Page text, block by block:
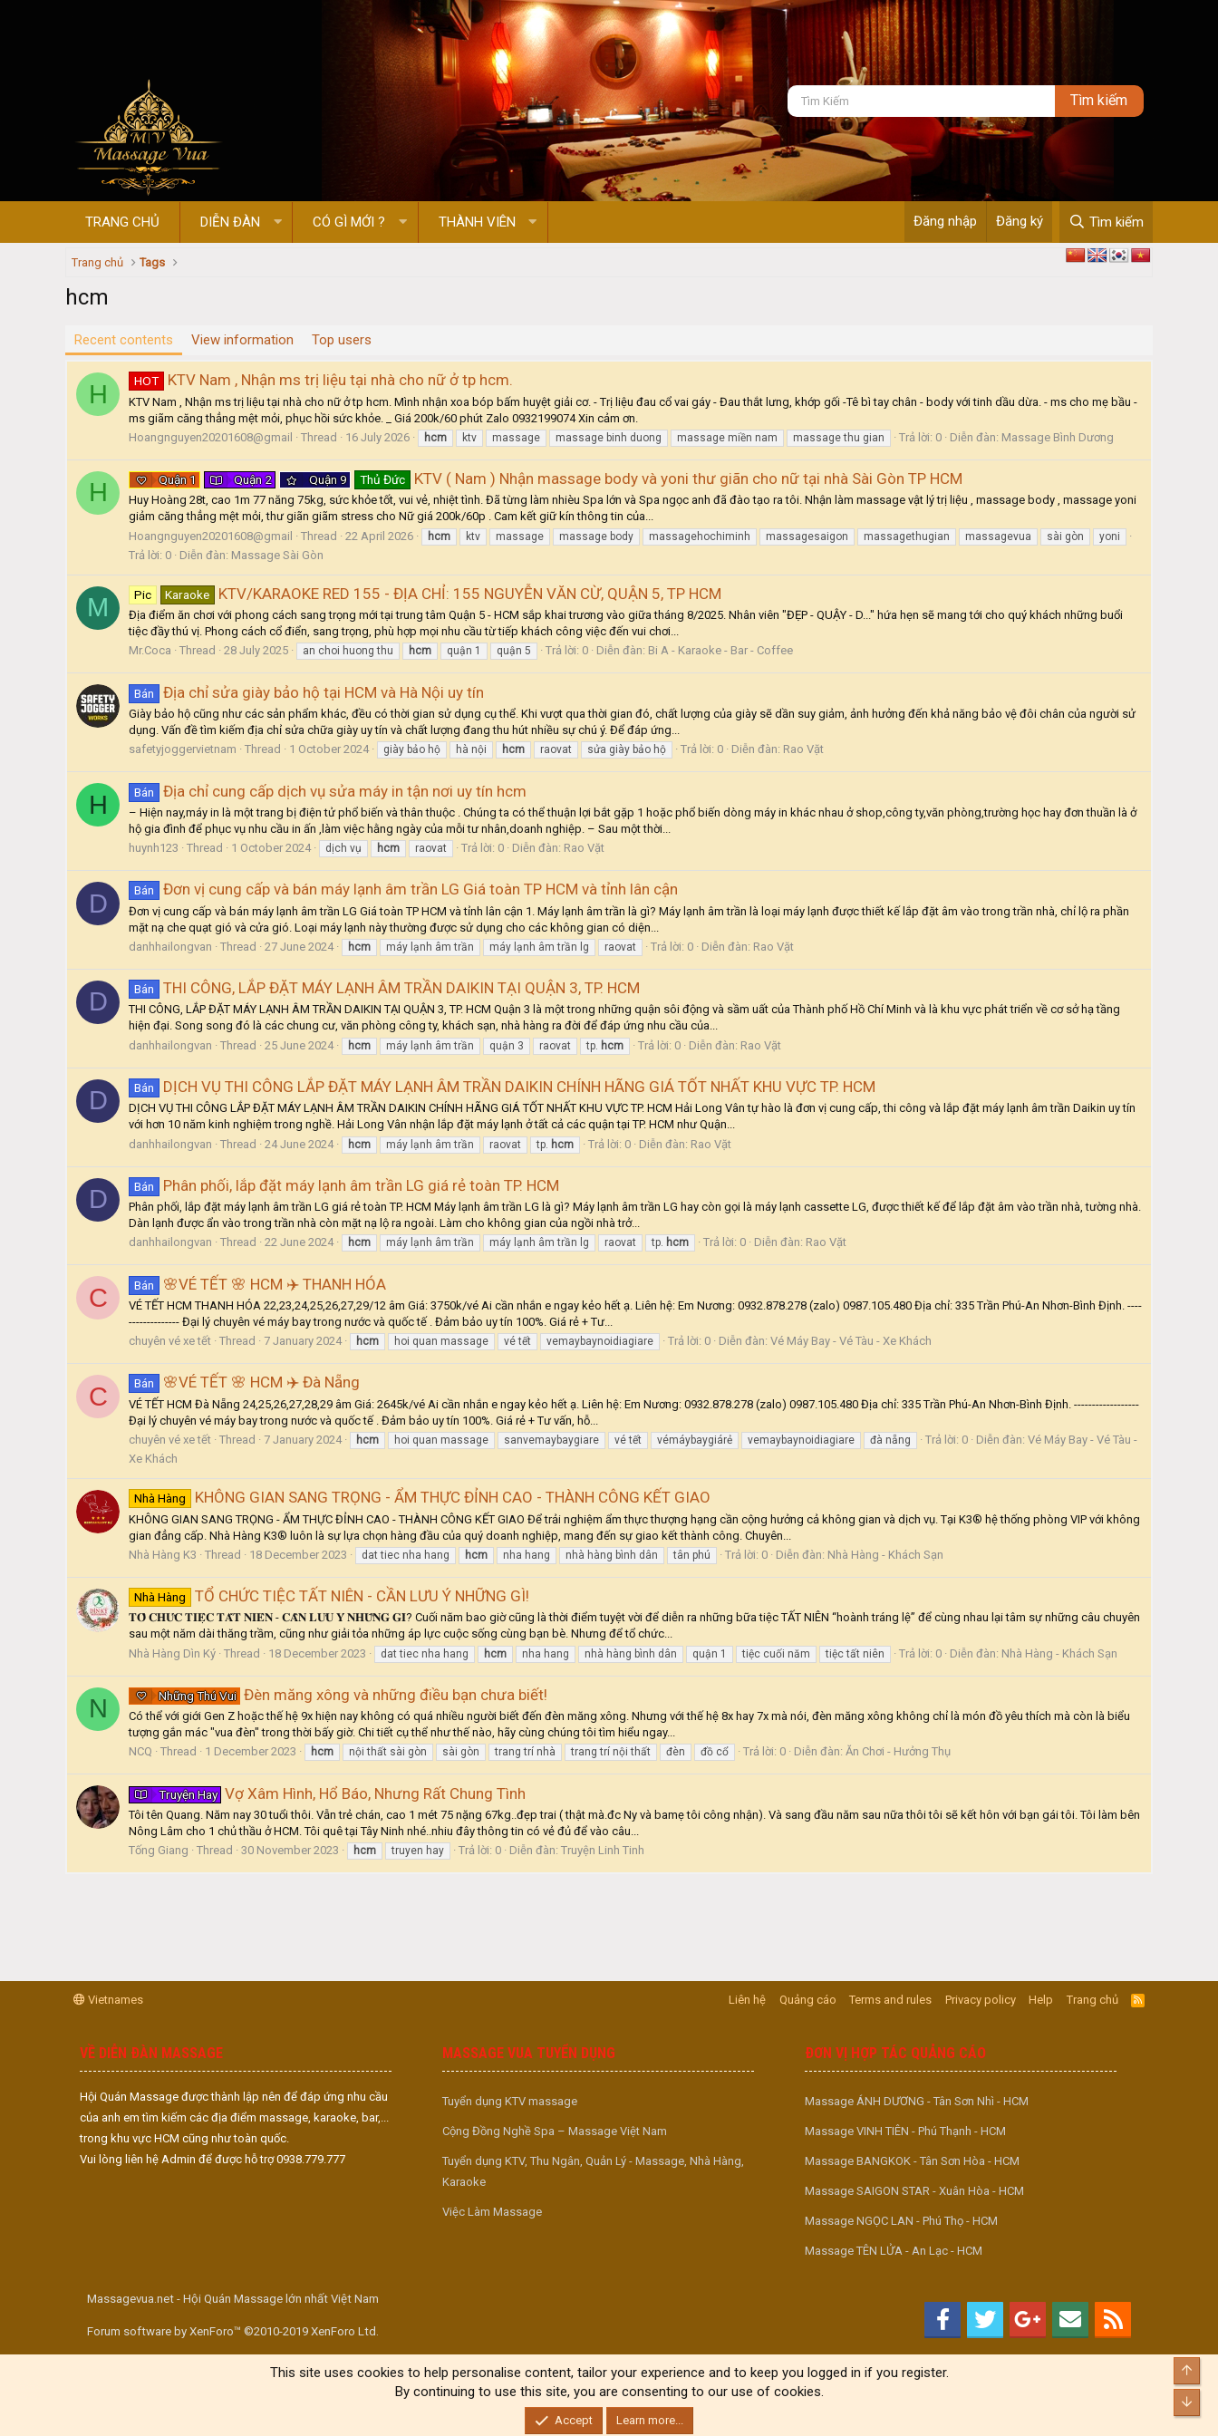
TRANG CHỦ DIỄN ĐÀN CÓ GÌ MỚI ? THÀNH VIÊN Đăng nhập Đăng ký Tìm kiếm
Trang chủ Tags
hcm
Recent contents View information Top users
H HOT KTV Nam , Nhận ms trị liệu tại nhà cho nữ ở tp hcm.
KTV Nam , Nhận ms trị liệu tại nhà cho nữ ở tp hcm. Mình nhận xoa bóp bấm huyệt giải cơ. - Trị liệu đau cổ vai gáy - Đau thắt lưng, khớp gối -Tê bì tay chân - body với tinh dầu dừa. - ms cho mẹ bầu -
ms giãm căng thẳng mệt mỏi, phục hồi sức khỏe. _ Giá 200k/60 phút Zalo 0932199074 Xin cảm ơn.
Hoangnguyen20201608@gmail
Thread 16 July 2026 hcm ktv massage massage binh duong massage miền nam massage thu gian Trả lời: 0 Diễn đàn: Massage Bình Dương
H Quận 1 Quận 2 Quận 9 Thủ Đức KTV ( Nam ) Nhận massage body và yoni thư giãn cho nữ tại nhà Sài Gòn TP HCM
Huy Hoàng 28t, cao 1m 77 năng 75kg, sức khỏe tốt, vui vẻ, nhiệt tình. Đã từng làm nhièu Spa lớn và Spa ngọc anh đã đào tạo ra tôi. Nhận làm massage vật lý trị liệu , massage body , massage yoni
giảm căng thẳng mệt mỏi, thư giãn giãm stress cho Nữ giá 200k/60p . Cam kết giữ kín thông tin của...
Hoangnguyen20201608@gmail
Thread 22 April 2026 hcm ktv massage massage body massagehochiminh massagesaigon massagethugian massagevua sài gòn yoni
Trả lời: 0 Diễn đàn: Massage Sài Gòn
M Pic Karaoke KTV/KARAOKE RED 155 - ĐỊA CHỈ: 155 NGUYỄN VĂN CỪ, QUẬN 5, TP HCM
Địa điểm ăn chơi với phong cách sang trọng mới tại trung tâm Quận 5 - HCM sắp khai trương vào giữa tháng 8/2025. Nhân viên "ĐẸP - QUẬY - D..." hứa hẹn sẽ mang tới cho quý khách những buổi
tiệc đầy thú vị. Phong cách cổ điển, sang trọng, phù hợp mọi nhu cầu từ tiếp khách công việc đến vui chơi...
Mr.Coca
Thread 28 July 2025 an choi huong thu hcm quận 1 quận 5 Trả lời: 0 Diễn đàn: Bi A - Karaoke - Bar - Coffee
Bán Địa chỉ sửa giày bảo hộ tại HCM và Hà Nội uy tín
Giày bảo hộ cũng như các sản phẩm khác, đều có thời gian sử dụng cụ thể. Khi vượt qua thời gian đó, chất lượng của giày sẽ dần suy giảm, ảnh hưởng đến khả năng bảo vệ đôi chân của người sử
dụng. Vấn đề tìm kiếm địa chỉ sửa chữa giày uy tín và chất lượng đang thu hút nhiều sự chú ý. Để đáp ứng...
safetyjoggervietnam
Thread 1 October 2024 giày bảo hộ hà nội hcm raovat sửa giày bảo hộ Trả lời: 0 Diễn đàn: Rao Vặt
H Bán Địa chỉ cung cấp dịch vụ sửa máy in tận nơi uy tín hcm
– Hiện nay,máy in là một trang bị điện tử phổ biến và thân thuộc . Chúng ta có thể thuận lợi bắt gặp 1 hoặc phổ biến dòng máy in khác nhau ở shop,công ty,văn phòng,trường học hay đơn thuần là ở
hộ gia đình để phục vụ nhu cầu in ấn ,làm việc hằng ngày của mỗi tư nhân,doanh nghiệp. – Sau một thời...
huynh123
Thread 1 October 2024 dịch vụ hcm raovat Trả lời: 0 Diễn đàn: Rao Vặt
D Bán Đơn vị cung cấp và bán máy lạnh âm trần LG Giá toàn TP HCM và tỉnh lân cận
Đơn vị cung cấp và bán máy lạnh âm trần LG Giá toàn TP HCM và tỉnh lân cận 1. Máy lạnh âm trần là gì? Máy lạnh âm trần là loại máy lạnh được thiết kế lắp đặt âm vào trong trần nhà, chỉ lộ ra phần
mặt nạ che quạt gió và cửa gió. Loại máy lạnh này thường được sử dụng cho các không gian có diện...
danhhailongvan
Thread 27 June 2024 hcm máy lạnh âm trần máy lạnh âm trần lg raovat Trả lời: 0 Diễn đàn: Rao Vặt
D Bán THI CÔNG, LẮP ĐẶT MÁY LẠNH ÂM TRẦN DAIKIN TẠI QUẬN 3, TP. HCM
THI CÔNG, LẮP ĐẶT MÁY LẠNH ÂM TRẦN DAIKIN TẠI QUẬN 3, TP. HCM Quận 3 là một trong những quận sôi động và sầm uất của Thành phố Hồ Chí Minh và là khu vực phát triển về cơ sở hạ tầng
hiện đại. Song song đó là các chung cư, văn phòng công ty, khách sạn, nhà hàng ra đời để đáp ứng nhu cầu của...
danhhailongvan
Thread 25 June 2024 hcm máy lạnh âm trần quận 3 raovat tp. hcm Trả lời: 0 Diễn đàn: Rao Vặt
D Bán DỊCH VỤ THI CÔNG LẮP ĐẶT MÁY LẠNH ÂM TRẦN DAIKIN CHÍNH HÃNG GIÁ TỐT NHẤT KHU VỰC TP. HCM
DỊCH VỤ THI CÔNG LẮP ĐẶT MÁY LẠNH ÂM TRẦN DAIKIN CHÍNH HÃNG GIÁ TỐT NHẤT KHU VỰC TP. HCM Hải Long Vân tự hào là đơn vị cung cấp, thi công và lắp đặt máy lạnh âm trần Daikin uy tín
với hơn 10 năm kinh nghiệm trong nghề. Hải Long Vân nhận lắp đặt máy lạnh ở tất cả các quận tại TP. HCM như Quận...
danhhailongvan
Thread 24 June 2024 hcm máy lạnh âm trần raovat tp. hcm Trả lời: 0 Diễn đàn: Rao Vặt
D Bán Phân phối, lắp đặt máy lạnh âm trần LG giá rẻ toàn TP. HCM
Phân phối, lắp đặt máy lạnh âm trần LG giá rẻ toàn TP. HCM Máy lạnh âm trần LG là gì? Máy lạnh âm trần LG hay còn gọi là máy lạnh cassette LG, được thiết kế để lắp đặt âm vào trần nhà, tường nhà.
Dàn lạnh được ẩn vào trong trần nhà còn mặt nạ lộ ra ngoài. Làm cho không gian của ngồi nhà trở...
danhhailongvan
Thread 22 June 2024 hcm máy lạnh âm trần máy lạnh âm trần lg raovat tp. hcm Trả lời: 0 Diễn đàn: Rao Vặt
C Bán 🌸VÉ TẾT 🌸 HCM ✈️ THANH HÓA
VÉ TẾT HCM THANH HÓA 22,23,24,25,26,27,29/12 âm Giá: 3750k/vé Ai cần nhắn e ngay kẻo hết ạ. Liên hệ: Em Nương: 0932.878.278 (zalo) 0987.105.480 Địa chỉ: 335 Trần Phú-An Nhơn-Bình Định. ----
-------------- Đại lý chuyên vé máy bay trong nước và quốc tế . Đảm bảo uy tín 100%. Giá rẻ + Tư...
chuyên vé xe tết Thread 7 January 2024 hcm hoi quan massage vé tết vemaybaynoidiagiare Trả lời: 0 Diễn đàn: Vé Máy Bay - Vé Tàu - Xe Khách
C Bán 🌸VÉ TẾT 🌸 HCM ✈️ Đà Nẵng
VÉ TẾT HCM Đà Nẵng 24,25,26,27,28,29 âm Giá: 2645k/vé Ai cần nhắn e ngay kẻo hết ạ. Liên hệ: Em Nương: 0932.878.278 (zalo) 0987.105.480 Địa chỉ: 335 Trần Phú-An Nhơn-Bình Định. ------------------
Đại lý chuyên vé máy bay trong nước và quốc tế . Đảm bảo uy tín 100%. Giá rẻ + Tư vấn, hỗ...
chuyên vé xe tết Thread 7 January 2024 hcm hoi quan massage sanvemaybaygiare vé tết vémáybaygiárẻ vemaybaynoidiagiare đà nẵng Trả lời: 0 Diễn đàn: Vé Máy Bay - Vé Tàu -
Xe Khách
Nhà Hàng KHÔNG GIAN SANG TRỌNG - ẨM THỰC ĐỈNH CAO - THÀNH CÔNG KẾT GIAO
KHÔNG GIAN SANG TRỌNG - ẨM THỰC ĐỈNH CAO - THÀNH CÔNG KẾT GIAO Để trải nghiệm ẩm thực thượng hạng cần cộng hưởng cả không gian và dịch vụ. Tại K3® hệ thống phòng VIP với không
gian đẳng cấp. Nhà Hàng K3® luôn là sự lựa chọn hàng đầu của quý doanh nghiệp, mang đến sự giao kết thành công. Chuyên...
Nhà Hàng K3
Thread 18 December 2023 dat tiec nha hang hcm nha hang nhà hàng bình dân tân phú Trả lời: 0 Diễn đàn: Nhà Hàng - Khách Sạn
Nhà Hàng TỔ CHỨC TIỆC TẤT NIÊN - CẦN LƯU Ý NHỮNG GÌ!
𝐓𝐎̂̉ 𝐂𝐇𝐔̛́𝐂 𝐓𝐈𝐄̣̂𝐂 𝐓𝐀̂́𝐓 𝐍𝐈𝐄̂𝐍 - 𝐂𝐀̂̀𝐍 𝐋𝐔̛𝐔 𝐘́ 𝐍𝐇𝐔̛̃𝐍𝐆 𝐆𝐈̀? Cuối năm bao giờ cũng là thời điểm tuyệt vời để diễn ra những bữa tiệc TẤT NIÊN “hoành tráng lệ” để cùng nhau lại tâm sự những câu chuyên
sau một năm dài thăng trầm, cũng như giải tỏa những áp lực cuộc sống cùng bạn bè. Nhưng để tổ chức...
Nhà Hàng Dìn Ký Thread 18 December 2023 dat tiec nha hang hcm nha hang nhà hàng bình dân quận 1 tiệc cuối năm tiệc tất niên Trả lời: 0 Diễn đàn: Nhà Hàng - Khách Sạn
N Những Thú Vui Đèn măng xông và những điều bạn chưa biết!
Có thể với giới Gen Z hoặc thế hệ 9x hiện nay không có quá nhiều người biết đến đèn măng xông. Nhưng với thế hệ 8x hay 7x mà nói, đèn măng xông không chỉ là món đồ yêu thích mà còn là biểu
tượng gắn mác "vua đèn" trong thời bấy giờ. Chi tiết cụ thể như thế nào, hãy cùng chúng tôi tìm hiểu ngay...
NCQ
Thread 1 December 2023 hcm nội thất sài gòn sài gòn trang trí nhà trang trí nội thất đèn đồ cổ Trả lời: 0 Diễn đàn: Ăn Chơi - Hưởng Thụ
Truyện Hay Vợ Xâm Hình, Hổ Báo, Nhưng Rất Chung Tình
Tôi tên Quang. Năm nay 30 tuổi thôi. Vẫn trẻ chán, cao 1 mét 75 nặng 67kg..đẹp trai ( thật mà.đc Ny và bamẹ tôi công nhận). Và sang đầu năm sau nữa thôi tôi sẽ kết hôn với bạn gái tôi. Tôi làm bên
Nông Lâm cho 1 chủ thầu ở HCM. Tôi quê tại Tây Ninh nhé..nhiu đây thông tin có vẻ đủ để vào câu...
Tống Giang
Thread 30 November 2023 hcm truyen hay Trả lời: 0 Diễn đàn: Truyện Linh Tinh
Vietnames Liên hệ Quảng cáo Terms and rules Privacy policy Help Trang chủ
R
S
VỀ DIỄN ĐÀN MASSAGE
Hội Quán Massage được thành lập nên để đáp ứng nhu cầu
của anh em tìm kiếm các địa điểm massage, karaoke, bar,...
trong khu vực HCM cũng như toàn quốc.
Vui lòng liên hệ Admin để được hỗ trợ 0938.779.777
MASSAGE VUA TUYỂN DỤNG
Tuyển dụng KTV massage
Cộng Đồng Nghề Spa – Massage Việt Nam
Tuyển dụng KTV, Thu Ngân, Quản Lý - Massage, Nhà Hàng,
Karaoke
Việc Làm Massage
ĐƠN VỊ HỢP TÁC QUẢNG CÁO
Massage ÁNH DƯƠNG - Tân Sơn Nhì - HCM
Massage VINH TIÊN - Phú Thạnh - HCM
Massage BANGKOK - Tân Sơn Hòa - HCM
Massage SAIGON STAR - Xuân Hòa - HCM
Massage NGỌC LAN - Phú Thọ - HCM
Massage TÊN LỬA - An Lạc - HCM
Massagevua.net - Hội Quán Massage lớn nhất Việt Nam
Forum software by XenForo™ ©2010-2019 XenForo Ltd.
This site uses cookies to help personalise content, tailor your experience and to keep you logged in if you register.
By continuing to use this site, you are consenting to our use of cookies.
Accept Learn more...
Top